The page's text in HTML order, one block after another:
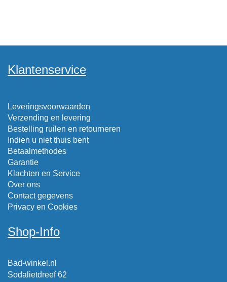
Klantenservice
Leveringsvoorwaarden
Verzending en levering
Bestelling ruilen en retourneren
Indien u niet thuis bent
Betaalmethodes
Garantie
Klachten en Service
Over ons
Contact gegevens
Privacy en Cookies
Shop-Info
Bad-winkel.nl
Sodalietdreef 62